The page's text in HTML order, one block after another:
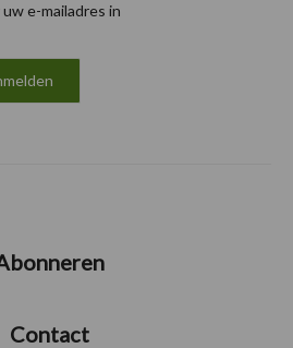
e-mailadres in
Contact